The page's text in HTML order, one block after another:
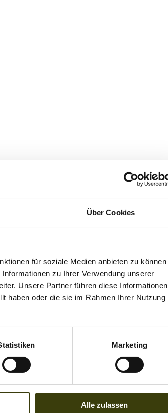
Über Cookies
für soziale Medien anbieten zu können
zu Ihrer Verwendung unserer
Unsere Partner führen diese Informationen
haben oder die sie im Rahmen Ihrer Nutzung
Marketing
Alle zulassen